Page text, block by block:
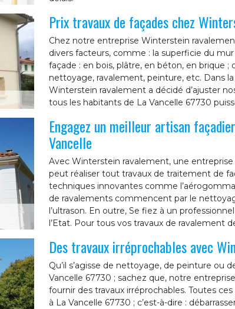
Prix travaux de façades chez
Chez notre entreprise Winterstein
divers facteurs, comme : la superficie du
façade : en bois, plâtre, en béton, en brique
nettoyage, ravalement, peinture, etc. Dans
Winterstein ravalement a décidé d’ajuster
tous les habitants de La Vancelle 67730
Engagez un meilleur artisan
Vancelle
Avec Winterstein ravalement, une
peut réaliser tout travaux de traitement de
techniques innovantes comme
de ravalements commencent par le
l’ultrason. En outre, Se fiez à un
l’Etat. Pour tous vos travaux de ravalement
Des travaux irréprochables avec
Qu’il s’agisse de nettoyage, de peinture ou
Vancelle 67730 ; sachez que, notre
fournir des travaux irréprochables. Toutes
à La Vancelle 67730 ; c’est-à-dire :